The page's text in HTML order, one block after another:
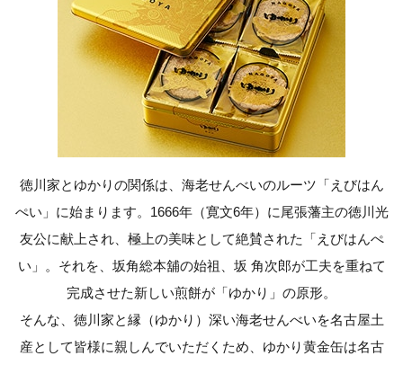
徳川家とゆかりの関係は、海老せんべいのルーツ「えびはん
ぺい」に始まります。1666年（寛文6年）に尾張藩主の徳川光
友公に献上され、極上の美味として絶賛された「えびはんぺ
い」。それを、坂角総本舖の始祖、坂 角次郎が工夫を重ねて
完成させた新しい煎餅が「ゆかり」の原形。
そんな、徳川家と縁（ゆかり）深い海老せんべいを名古屋土
産として皆様に親しんでいただくため、ゆかり黄金缶は名古